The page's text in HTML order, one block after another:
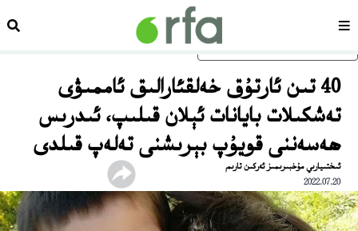
ئاساسلىق مەزمۇنغا ئاتلاڭسەھىپە
40 تىن ئارتۇق خەلقئارالىق ئاممىۋى
تەشكىلات بايانات ئېلان قىلىپ، ئىدرىس
ھەسەننى قويۇپ بېرىشنى تەلەپ قىلدى
ئىختىيارىي مۇخبىرىمىز ئەركىن تارىم
2022.07.20